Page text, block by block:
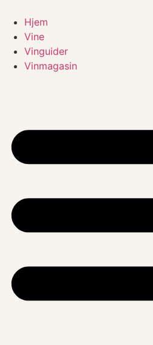
indhold
Hjem
Vine
Vinguider
Vinmagasin